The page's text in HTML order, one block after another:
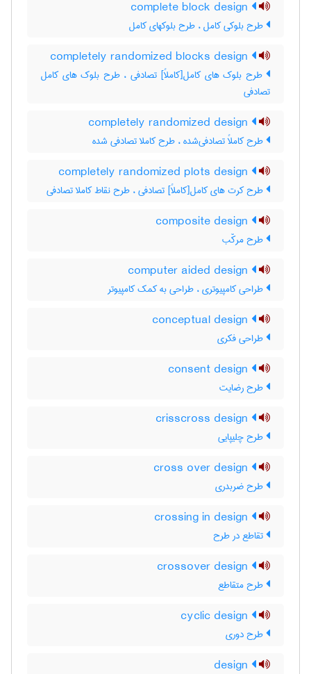
طرح بلوکی کامل ، طرح بلوکهای کامل
طرح بلوک های کامل[کاملاً] تصادفی ، طرح بلوک های کامل
تصادفی
طرح کاملاً تصادفی‌شده ، طرح کاملا تصادفی شده
طرح کرت های کامل[کاملاً] تصادفی ، طرح نقاط کاملا تصادفی
طرح مرکّب
طراحی کامپیوتری ، طراحی به کمک کامپیوتر
طراحی فکری
طرح رضایت
طرح چلیپایی
طرح ضربدری
تقاطع در طرح
طرح متقاطع
طرح دوری